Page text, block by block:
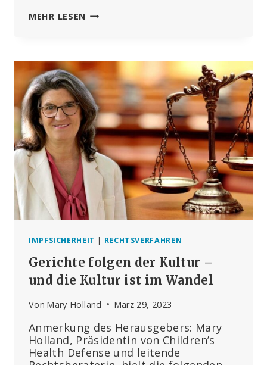
MEHR LESEN TOXIZITÄT
IMPFSICHERHEIT | RECHTSVERFAHREN
Gerichte folgen der Kultur –
und die Kultur ist im Wandel
Von Mary Holland März 29, 2023
Anmerkung des Herausgebers: Mary
Holland, Präsidentin von Children’s
Health Defense und leitende